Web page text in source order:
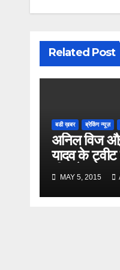
Related Post
बडी ख़बर ब्रेकिंग न्यूज़
अनिल विज
यादव के ट्वीट
भी कूदे
MAY 5, 2015